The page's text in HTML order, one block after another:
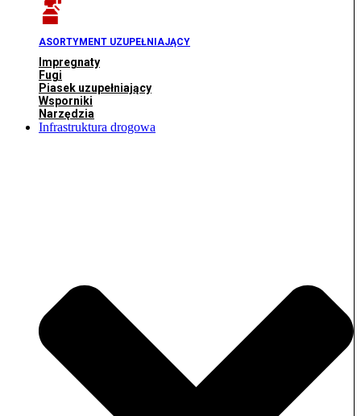
ASORTYMENT UZUPEŁNIAJĄCY
Impregnaty
Fugi
Piasek uzupełniający
Wsporniki
Narzędzia
Infrastruktura drogowa